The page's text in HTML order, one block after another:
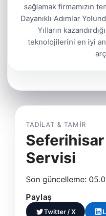
sağlamak firmamızın
Dayanıklı Adımlar
Yılların
teknolojilerini en iyi
TADILAT & TAMIR
Servisi
Son güncelleme:
Paylaş
Twitter / X